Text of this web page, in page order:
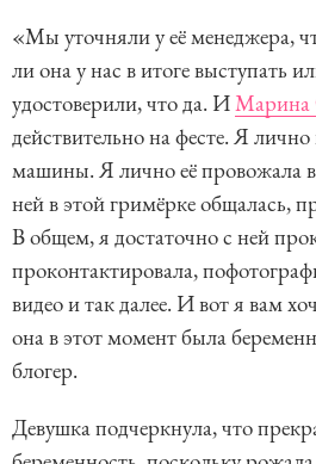
«Мы уточняли у её менеджера,
ли она у нас в итоге выступать
удостоверили, что да. ИМарина
действительно на фесте. Я лично
машины. Я лично её провожала
ней в этой гримёрке общалась,
В общем, я достаточно с ней
проконтактировала,
видео и так далее. И вот я вам
она в этот момент была
блогер.
Девушка подчеркнула, что